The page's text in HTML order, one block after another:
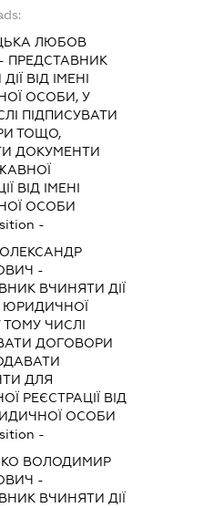
ЛЮБОВ
- ПРЕДСТАВНИК
ВІД ІМЕНІ
ОСОБИ, У
ПІДПИСУВАТИ
ТОЩО,
ДОКУМЕНТИ
ВІД ІМЕНІ
ОСОБИ
-
-
ВЧИНЯТИ ДІЇ
ЮРИДИЧНОЇ
ЧИСЛІ
ДОГОВОРИ
ДЛЯ
РЕЄСТРАЦІЇ ВІД
ОСОБИ
-
ВОЛОДИМИР
-
ВЧИНЯТИ ДІЇ